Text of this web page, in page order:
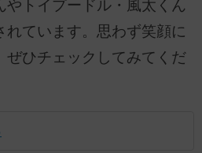
やトイプードル・風太くん
れています。思わず笑顔に
ぜひチェックしてみてくだ